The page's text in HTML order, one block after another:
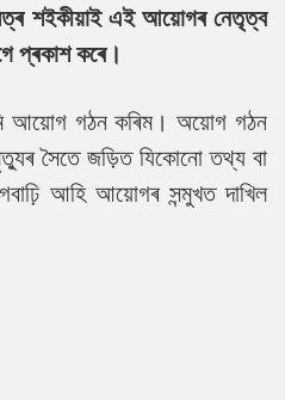
শইকীয়াই এই আয়োগৰ নেতৃত্ব
প্ৰকাশ কৰে।
আয়োগ গঠন কৰিম। অয়োগ গঠন
সৈতে জড়িত যিকোনো তথ্য বা
আহি আয়োগৰ সন্মুখত দাখিল